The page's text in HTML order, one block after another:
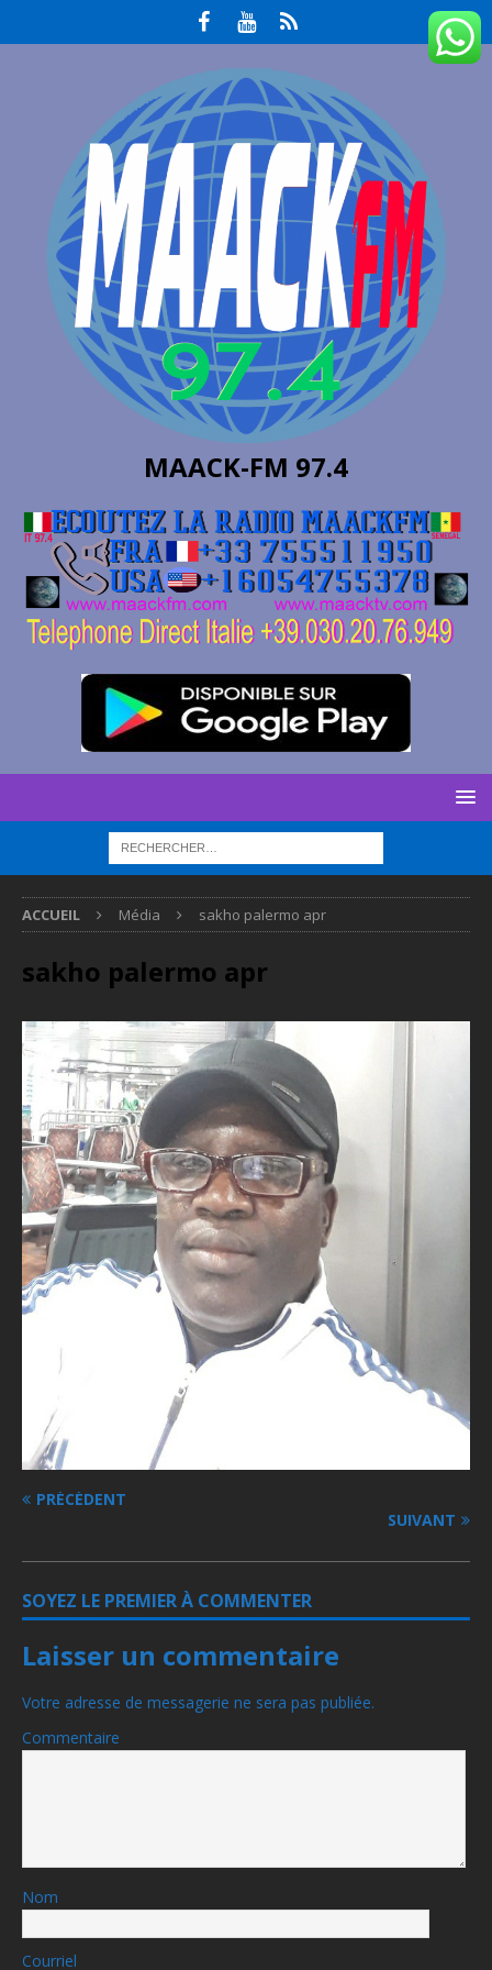
MAACK-FM 97.4
ACCUEIL Média sakho palermo apr
sakho palermo apr
PRÉCÉDENT
SUIVANT
SOYEZ LE PREMIER À COMMENTER
Laisser un commentaire
Votre adresse de messagerie ne sera pas publiée.
Commentaire
Nom
Courriel